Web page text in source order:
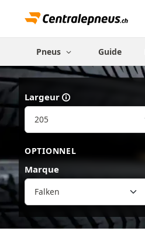
Pneus Guide
Largeur
OPTIONNEL
Marque
Falken